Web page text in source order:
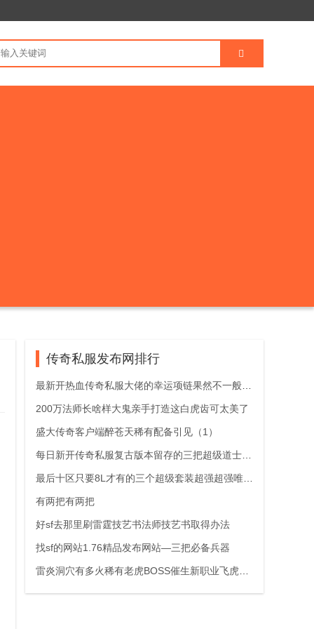
传奇私服发布网排行
最新开热血传奇私服大佬的幸运项链果然不一般这三根龙骨链又强又有面儿
200万法师长啥样大鬼亲手打造这白虎齿可太美了
盛大传奇客户端醉苍天稀有配备引见（1）
每日新开传奇私服复古版本留存的三把超级道士神兵全都超过20点道术
最后十区只要8L才有的三个超级套装超强超强唯一档
有两把有两把
好sf去那里刷雷霆技艺书法师技艺书取得办法
找sf的网站1.76精品发布网站—三把必备兵器
雷炎洞穴有多火稀有老虎BOSS催生新职业飞虎队诞生